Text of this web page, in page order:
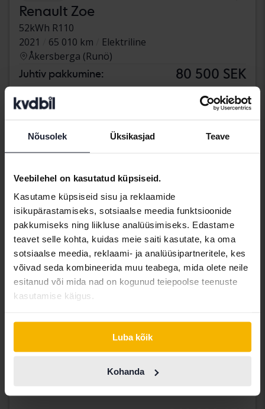
Nõusolek Üksikasjad Teave
Veebilehel on kasutatud küpsiseid.
Kasutame küpsiseid sisu ja reklaamide
isikupärastamiseks, sotsiaalse meedia funktsioonide
pakkumiseks ning liikluse analüüsimiseks. Edastame
teavet selle kohta, kuidas meie saiti kasutate, ka oma
sotsiaalse meedia, reklaami- ja analüüsipartneritele, kes
võivad seda kombineerida muu teabega, mida olete neile
esitanud või mida nad on kogunud teiepoolse teenuste
kasutamise käigus.
Luba kõik
Kohanda
Renault Zoe
52kWh R110
2021
65 010 km
Elektriline
Åkersberga (Runö)
Juhtiv pakkumine: 80 500 SEK
Koos rahastamisega 686 SEK/kuu
17 Pakkumised
Sertifitseeritud
E-TECH 60kWh
Elektriline
Svedala